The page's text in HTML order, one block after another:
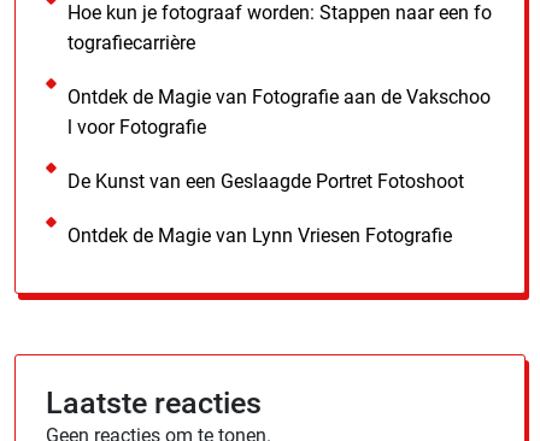
Hoe kun je fotograaf worden: Stappen naar een fo
tografiecarrière
Ontdek de Magie van Fotografie aan de Vakschoo
l voor Fotografie
De Kunst van een Geslaagde Portret Fotoshoot
Ontdek de Magie van Lynn Vriesen Fotografie
Laatste reacties
Geen reacties om te tonen.